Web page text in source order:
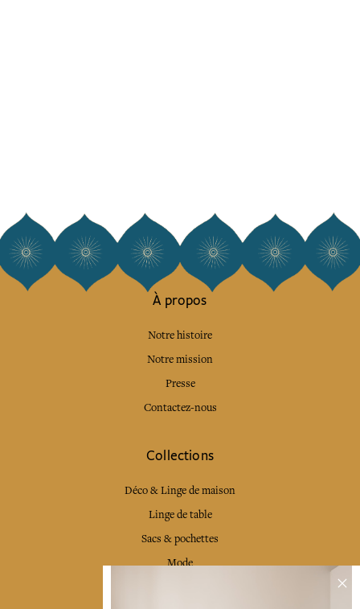
À propos
Notre histoire
Notre mission
Presse
Contactez-nous
Collections
Déco & Linge de maison
Linge de table
Sacs & pochettes
Mode